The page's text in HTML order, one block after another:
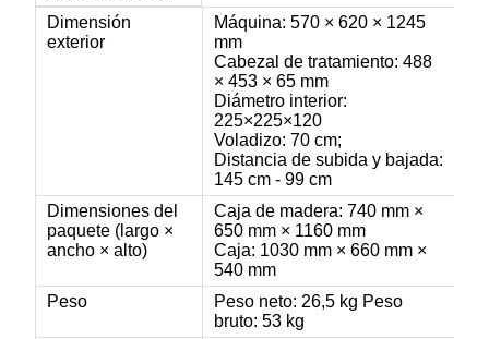
Dimensión
exterior
Máquina: 570 × 620 × 1245
mm
Cabezal de tratamiento: 488
× 453 × 65 mm
Diámetro interior:
225×225×120
Voladizo: 70 cm;
Distancia de subida y bajada:
145 cm - 99 cm
Dimensiones del
paquete (largo ×
ancho × alto)
Caja de madera: 740 mm ×
650 mm × 1160 mm
Caja: 1030 mm × 660 mm ×
540 mm
Peso
Peso neto: 26,5 kg Peso
bruto: 53 kg